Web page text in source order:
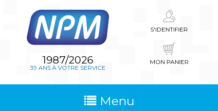
1987/2026
39 ANS À VOTRE SERVICE
S'IDENTIFIER
MON PANIER
Menu